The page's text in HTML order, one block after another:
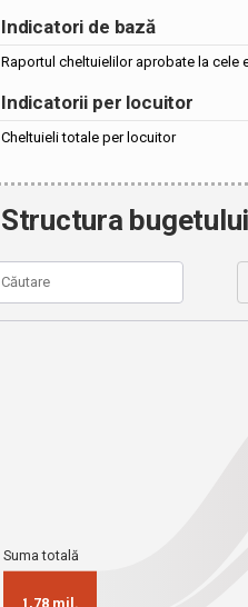
Indicatori de bază
Raportul cheltuielilor aprobate la cele
Indicatorii per locuitor
Cheltuieli totale per locuitor
Structura